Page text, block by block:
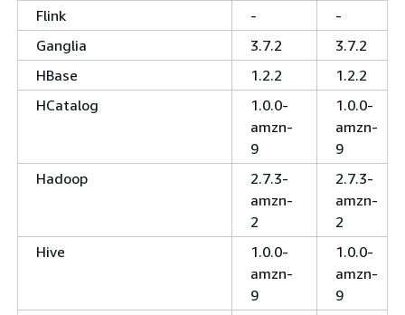
Flink
-
-
Ganglia
3.7.2
3.7.2
HBase
1.2.2
1.2.2
HCatalog
1.0.0-
amzn-
9
1.0.0-
amzn-
9
Hadoop
2.7.3-
amzn-
2
2.7.3-
amzn-
2
Hive
1.0.0-
amzn-
9
1.0.0-
amzn-
9